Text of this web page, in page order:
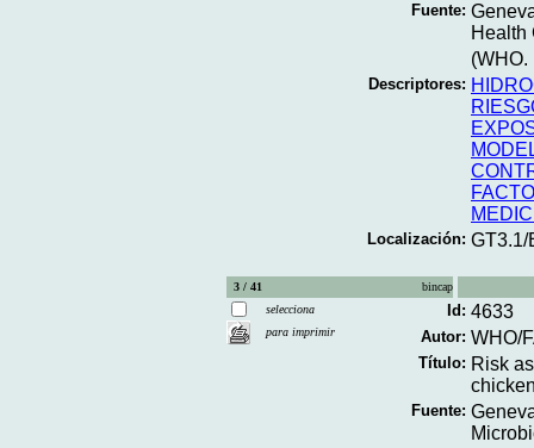
Fuente:
Health
Descriptores:
Localización: GT3.1/
3 / 41
bincap
selecciona
para imprimir
Id: 4633
Autor: WHO/
Título: Risk
Fuente: